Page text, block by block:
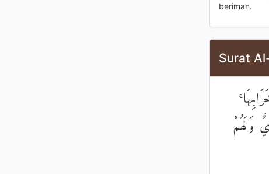
beriman.
Surat
وَلَهُمْ